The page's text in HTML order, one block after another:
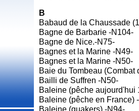
B
Babaud de la Chaussade
Bagne de Barbarie -N104-
Bagne de Nice.-N75-
Bagnes et la Marine -N49-
Bagnes et la Marine -N50-
Baie du Tombeau (Combat
Bailli de Suffren -N50-
Baleine (pêche aujourd'hui
Baleine (pêche en France)
Baleine (quakers) -N94-